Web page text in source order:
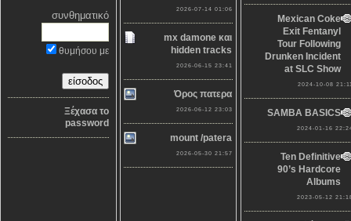
συνθηματικό
θυμήσου με
Ξέχασα το
password
2026-07-14 01:06
mx damone και
hidden tracks
2026-06-15 23:41
Όρος πατερα
2026-06-12 23:03
mount /patera
2026-05-30 21:57
Mexican Coke
Exit Fentanyl
Tour Following
Drunken Incident
at SLC Show
2024-10-08
SAMBA BASICS
2024-01-16
Ten Definitive
90’s Hardcore
Albums
2023-05-12